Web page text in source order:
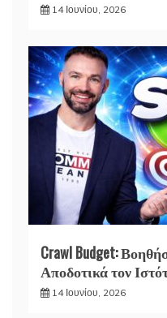
14 Ιουνίου, 2026
Crawl Budget:
Αποδοτικά τον
14 Ιουνίου, 2026